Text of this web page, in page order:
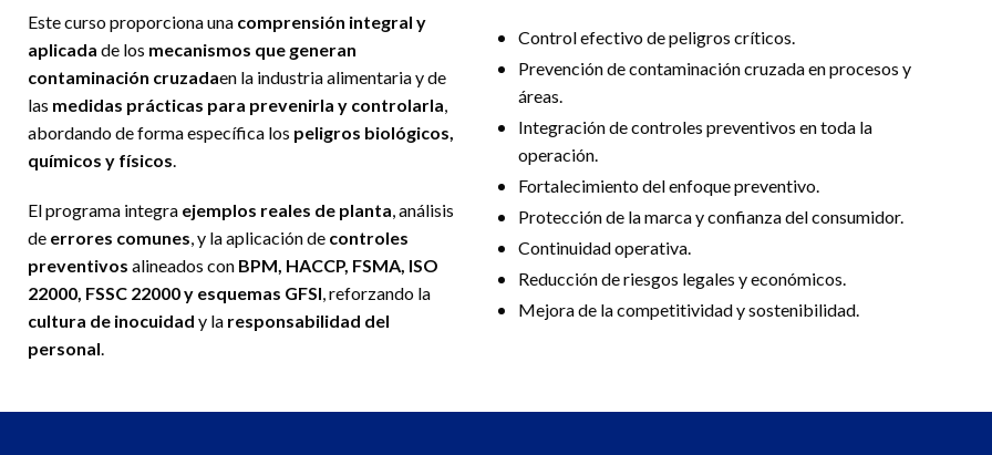
Este curso proporciona una comprensión integral y
aplicada de los mecanismos que generan
contaminación cruzadaen la industria alimentaria y de
las medidas prácticas para prevenirla y controlarla,
abordando de forma específica los peligros biológicos,
químicos y físicos.
El programa integra ejemplos reales de planta, análisis
de errores comunes, y la aplicación de controles
preventivos alineados con BPM, HACCP, FSMA, ISO
22000, FSSC 22000 y esquemas GFSI, reforzando la
cultura de inocuidad y la responsabilidad del
personal.
Control efectivo de peligros críticos.
Prevención de contaminación cruzada en procesos y
áreas.
Integración de controles preventivos en toda la
operación.
Fortalecimiento del enfoque preventivo.
Protección de la marca y confianza del consumidor.
Continuidad operativa.
Reducción de riesgos legales y económicos.
Mejora de la competitividad y sostenibilidad.